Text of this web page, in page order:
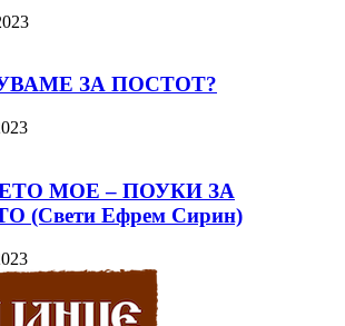
ЗА ПОСТОТ?
МОЕ – ПОУКИ ЗА
(Свети Ефрем Сирин)